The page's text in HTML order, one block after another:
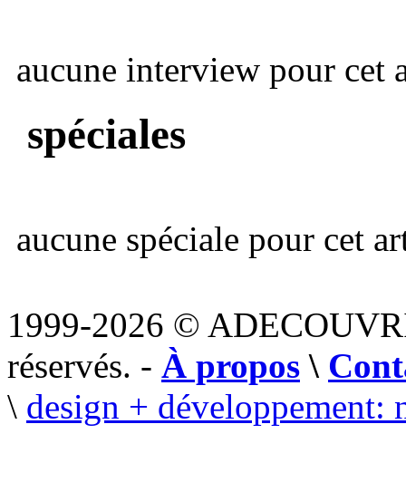
aucune interview pour cet
spéciales
aucune spéciale pour cet
1999-2026 ©
réservés. - À propos \
\ design + développement: